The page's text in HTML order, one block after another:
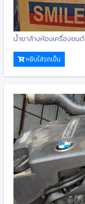
น้ำยาล้างห้องเครื่องยนต์
หยิบใส่รถเข็น